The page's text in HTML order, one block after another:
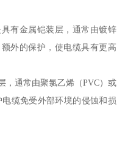
有金属铠装层，通常由镀锌
外的保护，使电缆具有更高
，通常由聚氯乙烯（PVC）或
缆免受外部环境的侵蚀和损